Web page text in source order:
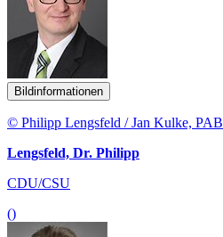
Bildinformationen
© Philipp Lengsfeld / Jan Kulke, PAB
Lengsfeld, Dr. Philipp
CDU/CSU
()